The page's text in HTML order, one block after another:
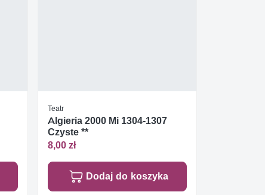
Teatr
Algieria 2000 Mi 1304-1307
Czyste **
8,00 zł
Dodaj do koszyka